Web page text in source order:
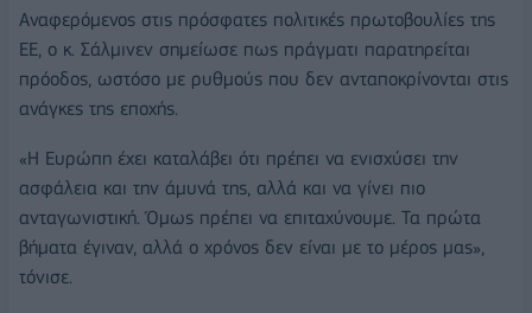
Αναφερόμενος στις πρόσφατες πολιτικές πρωτοβουλίες της
ΕΕ, ο κ. Σάλμινεν σημείωσε πως πράγματι παρατηρείται
πρόοδος, ωστόσο με ρυθμούς που δεν ανταποκρίνονται στις
ανάγκες της εποχής.
«Η Ευρώπη έχει καταλάβει ότι πρέπει να ενισχύσει την
ασφάλεια και την άμυνά της, αλλά και να γίνει πιο
ανταγωνιστική. Όμως πρέπει να επιταχύνουμε. Τα πρώτα
βήματα έγιναν, αλλά ο χρόνος δεν είναι με το μέρος μας»,
τόνισε.